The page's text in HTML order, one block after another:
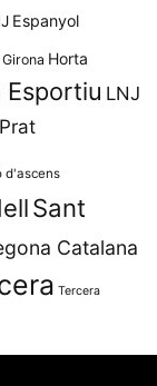
Espanyol
Girona Horta
Esportiu LNJ
Prat
d'ascens
Sant
Catalana
Tercera